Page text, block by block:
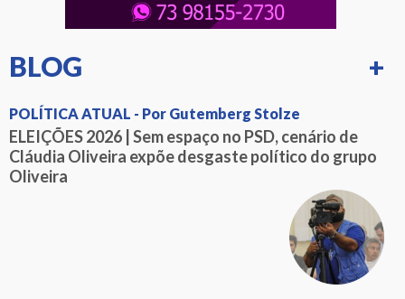
BLOG +
POLÍTICA ATUAL - Por Gutemberg Stolze
ELEIÇÕES 2026 | Sem espaço no PSD, cenário de
Cláudia Oliveira expõe desgaste político do grupo
Oliveira